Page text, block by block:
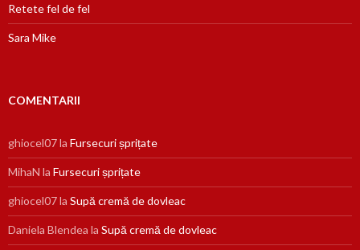
Retete fel de fel
Sara Mike
COMENTARII
ghiocel07la Fursecuri șprițate
MihaN la Fursecuri șprițate
ghiocel07la Supă cremă de dovleac
Daniela Blendea la Supă cremă de dovleac